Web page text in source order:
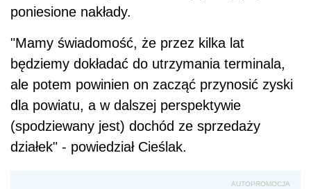
poniesione nakłady.
"Mamy świadomość, że przez kilka lat
będziemy dokładać do utrzymania terminala,
ale potem powinien on zacząć przynosić zyski
dla powiatu, a w dalszej perspektywie
(spodziewany jest) dochód ze sprzedaży
działek" - powiedział Cieślak.
AUTOPROMOCJA